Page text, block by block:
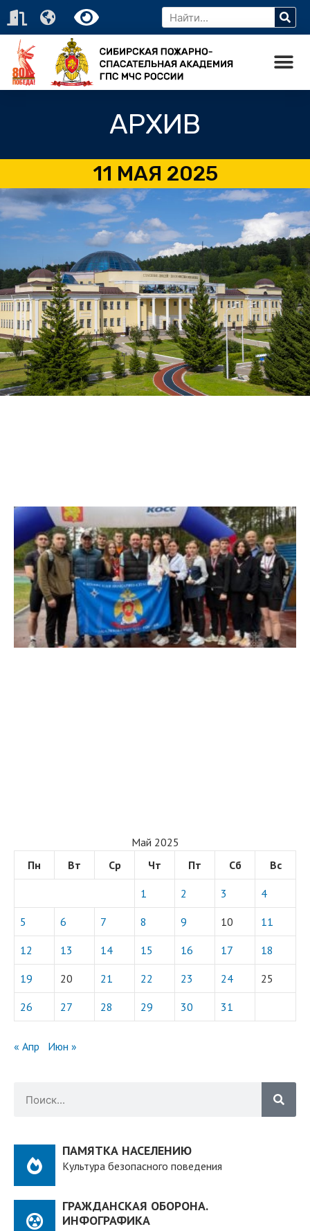
АРХИВ
11 МАЯ 2025
Май 2025
Пн
Вт Ср Чт Пт Сб Вс
1 2 3 4
5 6 7 8 9 10 11
12 13 14 15 16 17 18
19 20 21 22 23 24 25
26 27 28 29 30 31
« Апр Июн »
ПАМЯТКА НАСЕЛЕНИЮ
Культура безопасного поведения
ГРАЖДАНСКАЯ ОБОРОНА.
ИНФОГРАФИКА